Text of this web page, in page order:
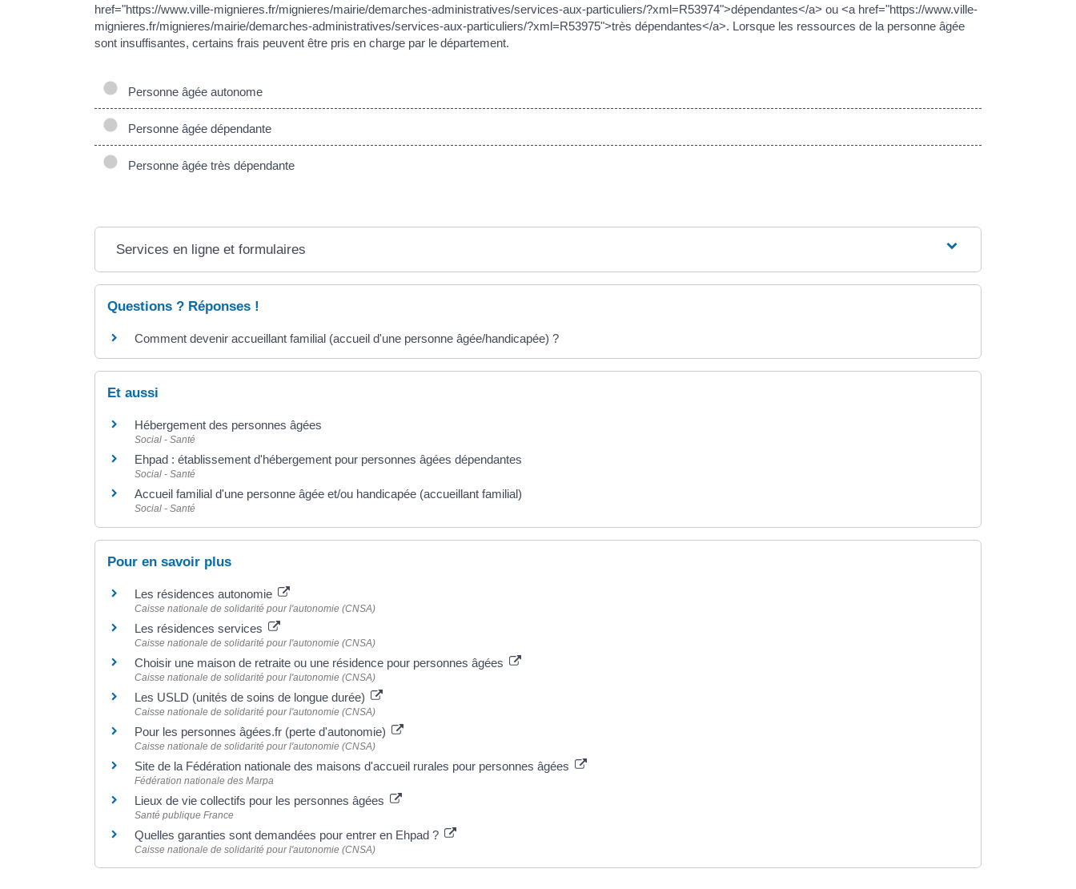
href="https://www.ville-mignieres.fr/mignieres/mairie/demarches-administratives/services-aux-particuliers/?xml=R53974">dépendantes</a> ou <a href="https://www.ville-
mignieres.fr/mignieres/mairie/demarches-administratives/services-aux-particuliers/?xml=R53975">très dépendantes</a>. Lorsque les ressources de la personne âgée
sont insuffisantes, certains frais peuvent être pris en charge par le département.
Personne âgée autonome
Personne âgée dépendante
Personne âgée très dépendante
Services en ligne et formulaires
Questions ? Réponses !
Comment devenir accueillant familial (accueil d'une personne âgée/handicapée) ?
Et aussi
Hébergement des personnes âgées
Social - Santé
Ehpad : établissement d'hébergement pour personnes âgées dépendantes
Social - Santé
Accueil familial d'une personne âgée et/ou handicapée (accueillant familial)
Social - Santé
Pour en savoir plus
Les résidences autonomie
Caisse nationale de solidarité pour l'autonomie (CNSA)
Les résidences services
Caisse nationale de solidarité pour l'autonomie (CNSA)
Choisir une maison de retraite ou une résidence pour personnes âgées
Caisse nationale de solidarité pour l'autonomie (CNSA)
Les USLD (unités de soins de longue durée)
Caisse nationale de solidarité pour l'autonomie (CNSA)
Pour les personnes âgées.fr (perte d'autonomie)
Caisse nationale de solidarité pour l'autonomie (CNSA)
Site de la Fédération nationale des maisons d'accueil rurales pour personnes âgées
Fédération nationale des Marpa
Lieux de vie collectifs pour les personnes âgées
Santé publique France
Quelles garanties sont demandées pour entrer en Ehpad ?
Caisse nationale de solidarité pour l'autonomie (CNSA)